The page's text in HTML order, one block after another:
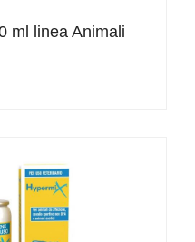
ml linea Animali